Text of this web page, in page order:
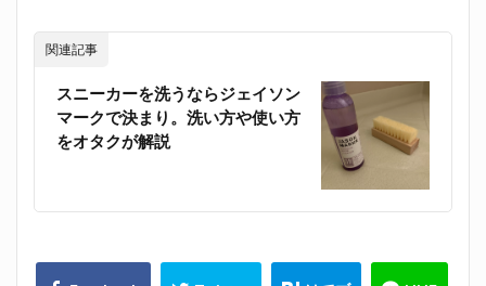
関連記事
スニーカーを洗うならジェイソン
マークで決まり。洗い方や使い方
をオタクが解説